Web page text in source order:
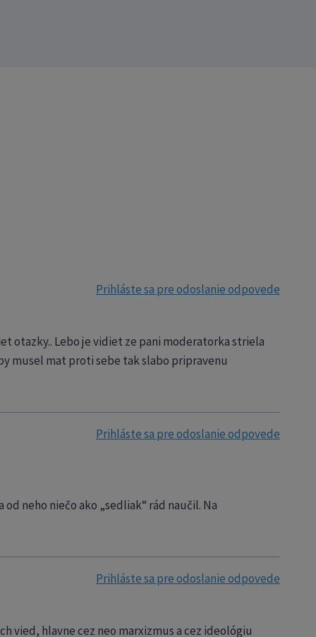
otazky.. Lebo je vidiet ze pani moderatorka striela
musel mat proti sebe tak slabo pripravenu
Prihláste sa pre odoslanie odpovede
neho niečo ako „sedliak“ rád naučil. Na
Prihláste sa pre odoslanie odpovede
vied, hlavne cez neo marxizmus a cez ideológiu
Prihláste sa pre odoslanie odpovede